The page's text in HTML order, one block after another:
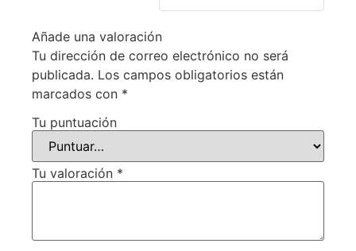
Añade una valoración
Tu dirección de correo electrónico no será
publicada. Los campos obligatorios están
marcados con *
Tu puntuación
Tu valoración *